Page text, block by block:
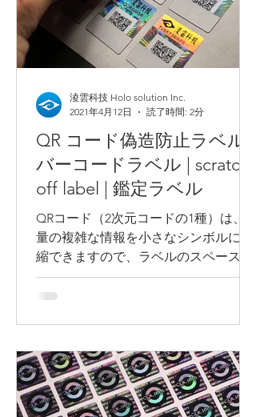
QR コード偽造防止ラベル |
バーコードラベル | scratch
off label | 鑑定ラベル
QRコード（2次元コードの1種）は、大
量の複雑な情報を小さなシンボルに凝
縮できますので、ラベルのスペースを
節約します。スマートフォンがあれば
簡単に読み取ったり、サイトに接続で
品が本物か確認できます...
淩雲科技 Holo solution Inc.
2021年4月12日
読了時間: 2分